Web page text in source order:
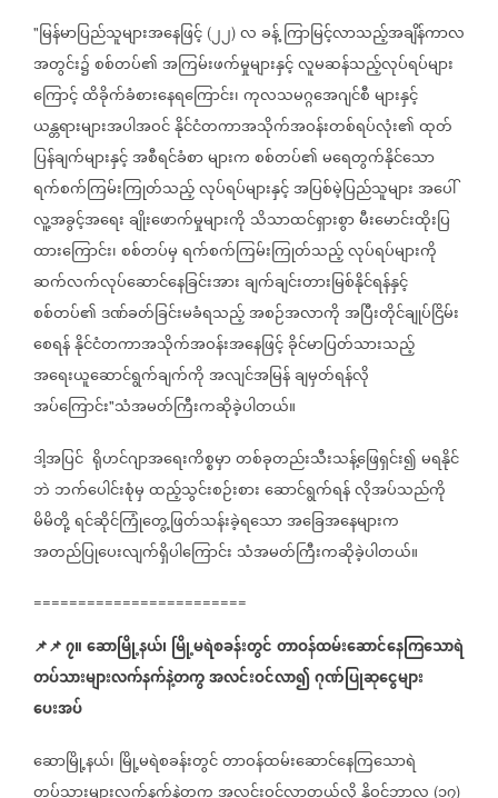
"မြန်မာပြည်သူများအနေဖြင့် (၂၂) လခန့်ကြာမြင့်လာသည့်အချိန်ကာလ
အတွင်း၌စစ်တပ်၏အကြမ်းဖက်မှုများနှင့်လူမဆန်သည့်လုပ်ရပ်များ
ကြောင့်ထိခိုက်ခံစားနေရကြောင်း၊ကုလသမဂ္ဂအေဂျင်စီများနှင့်
ယန္တရားများအပါအဝင်နိုင်ငံတကာအသိုက်အဝန်းတစ်ရပ်လုံး၏ထုတ်
ပြန်ချက်များနှင့်အစီရင်ခံစာများကစစ်တပ်၏မရေတွက်နိုင်သော
ရက်စက်ကြမ်းကြုတ်သည့်လုပ်ရပ်များနှင့်အပြစ်မဲ့ပြည်သူများအပေါ်
လူ့အခွင့်အရေးချိုးဖောက်မှုများကို သိသာထင်ရှားစွာမီးမောင်းထိုးပြ
ထားကြောင်း၊စစ်တပ်မှရက်စက်ကြမ်းကြုတ်သည့်လုပ်ရပ်များကို
ဆက်လက်လုပ်ဆောင်နေခြင်းအားချက်ချင်းတားမြစ်နိုင်ရန်နှင့်
စစ်တပ်၏ဒဏ်ခတ်ခြင်းမခံရသည့်အစဉ်အလာကိုအပြီးတိုင်ချုပ်ငြိမ်း
စေရန်နိုင်ငံတကာအသိုက်အဝန်းအနေဖြင့်ခိုင်မာပြတ်သားသည့်
အရေးယူဆောင်ရွက်ချက်ကိုအလျင်အမြန်ချမှတ်ရန်လို
အပ်ကြောင်း"သံအမတ်ကြီးကဆိုခဲ့ပါတယ်။
ဒါ့အပြင် ရိုဟင်ဂျာအရေးကိစ္စမှာတစ်ခုတည်းသီးသန့်ဖြေရှင်း၍မရနိုင်
ဘဲ ဘက်ပေါင်းစုံမှထည့်သွင်းစဉ်းစားဆောင်ရွက်ရန်လိုအပ်သည်ကို
မိမိတို့ရင်ဆိုင်ကြုံတွေ့ဖြတ်သန်းခဲ့ရသောအခြေအနေများက
အတည်ပြုပေးလျက်ရှိပါကြောင်း သံအမတ်ကြီးကဆိုခဲ့ပါတယ်။
========================
📌📌၇။ဆောမြို့နယ်၊ မြို့မရဲစခန်းတွင်တာဝန်ထမ်းဆောင်နေကြသောရဲ
တပ်သားများလက်နက်နဲ့တကွအလင်းဝင်လာ၍ဂုဏ်ပြုဆုငွေများ
ပေးအပ်
ဆောမြို့နယ်၊ မြို့မရဲစခန်းတွင်တာဝန်ထမ်းဆောင်နေကြသောရဲ
( )